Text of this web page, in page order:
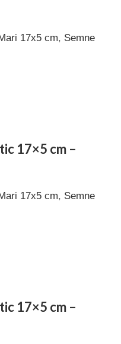
17x5 cm, Semne
17×5 cm –
17x5 cm, Semne
17×5 cm –